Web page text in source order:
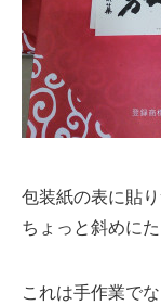
包装紙の表に貼
ちょっと斜めに
これは手作業で